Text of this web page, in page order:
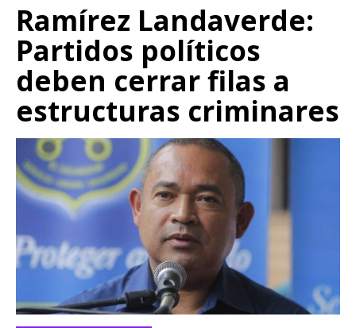
Ramírez Landaverde:
Partidos políticos
deben cerrar filas a
estructuras criminares